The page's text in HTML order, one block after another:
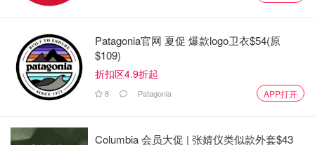
月 31 日是从罗索咖啡开始的英格尔伍德之旅。
Patagonia官网 夏促 爆款logo卫衣$54(原
$109)
折扣区4.9折起
8 Patagonia APP打开
Columbia 会员大促 | 张婧仪类似款外套$43